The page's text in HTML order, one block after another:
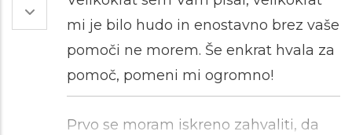
mi je bilo hudo in enostavno brez vaše
pomoči ne morem. Še enkrat hvala za
pomoč, pomeni mi ogromno!
Prvo se moram iskreno zahvaliti, da